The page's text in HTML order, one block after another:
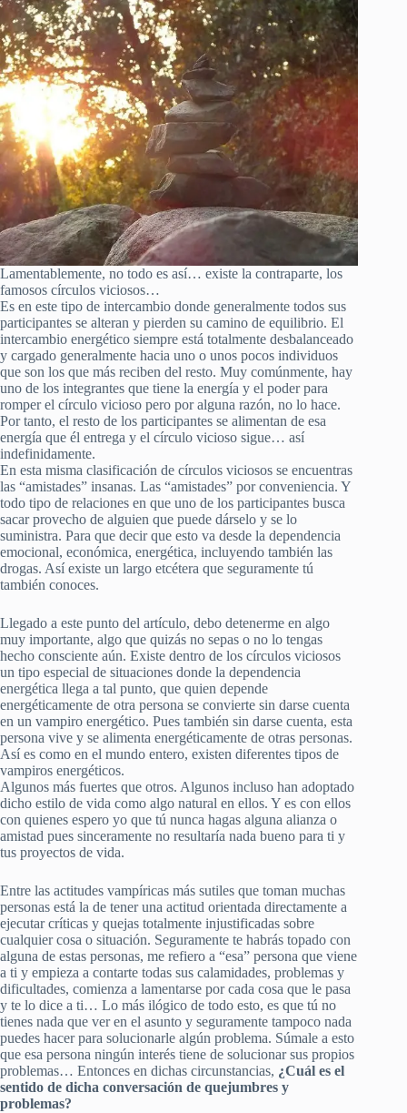
Lamentablemente, no todo es así… existe la contraparte, los
famosos círculos viciosos…
Es en este tipo de intercambio donde generalmente todos sus
participantes se alteran y pierden su camino de equilibrio. El
intercambio energético siempre está totalmente desbalanceado
y cargado generalmente hacia uno o unos pocos individuos
que son los que más reciben del resto. Muy comúnmente, hay
uno de los integrantes que tiene la energía y el poder para
romper el círculo vicioso pero por alguna razón, no lo hace.
Por tanto, el resto de los participantes se alimentan de esa
energía que él entrega y el círculo vicioso sigue… así
indefinidamente.
En esta misma clasificación de círculos viciosos se encuentras
las “amistades” insanas. Las “amistades” por conveniencia. Y
todo tipo de relaciones en que uno de los participantes busca
sacar provecho de alguien que puede dárselo y se lo
suministra. Para que decir que esto va desde la dependencia
emocional, económica, energética, incluyendo también las
drogas. Así existe un largo etcétera que seguramente tú
también conoces.
Llegado a este punto del artículo, debo detenerme en algo
muy importante, algo que quizás no sepas o no lo tengas
hecho consciente aún. Existe dentro de los círculos viciosos
un tipo especial de situaciones donde la dependencia
energética llega a tal punto, que quien depende
energéticamente de otra persona se convierte sin darse cuenta
en un vampiro energético. Pues también sin darse cuenta, esta
persona vive y se alimenta energéticamente de otras personas.
Así es como en el mundo entero, existen diferentes tipos de
vampiros energéticos.
Algunos más fuertes que otros. Algunos incluso han adoptado
dicho estilo de vida como algo natural en ellos. Y es con ellos
con quienes espero yo que tú nunca hagas alguna alianza o
amistad pues sinceramente no resultaría nada bueno para ti y
tus proyectos de vida.
Entre las actitudes vampíricas más sutiles que toman muchas
personas está la de tener una actitud orientada directamente a
ejecutar críticas y quejas totalmente injustificadas sobre
cualquier cosa o situación. Seguramente te habrás topado con
alguna de estas personas, me refiero a “esa” persona que viene
a ti y empieza a contarte todas sus calamidades, problemas y
dificultades, comienza a lamentarse por cada cosa que le pasa
y te lo dice a ti… Lo más ilógico de todo esto, es que tú no
tienes nada que ver en el asunto y seguramente tampoco nada
puedes hacer para solucionarle algún problema. Súmale a esto
que esa persona ningún interés tiene de solucionar sus propios
problemas… Entonces en dichas circunstancias, ¿Cuál es el
sentido de dicha conversación de quejumbres y
problemas?